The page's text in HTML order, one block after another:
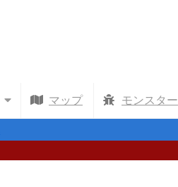
マップ モンスター